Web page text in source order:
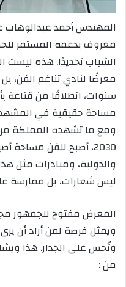
المهندس أحمد عبدالوهاب
معروف بدعمه المستمر
الشباب تحديدًا. هذه ليست
معرضًا لنادي تناغم الفن،
سنوات، انطلاقًا من قناعة
مساحة حقيقية في المشهد
ومع ما تشهده المملكة
2030، أصبح للفن
والدولية، ومبادرات مثل
ليس شعارات، بل ممارسة
المعرض مفتوح للجمهور
ويمثل فرصة لمن أراد أن
وتُحس على الجدار. هذا
من :